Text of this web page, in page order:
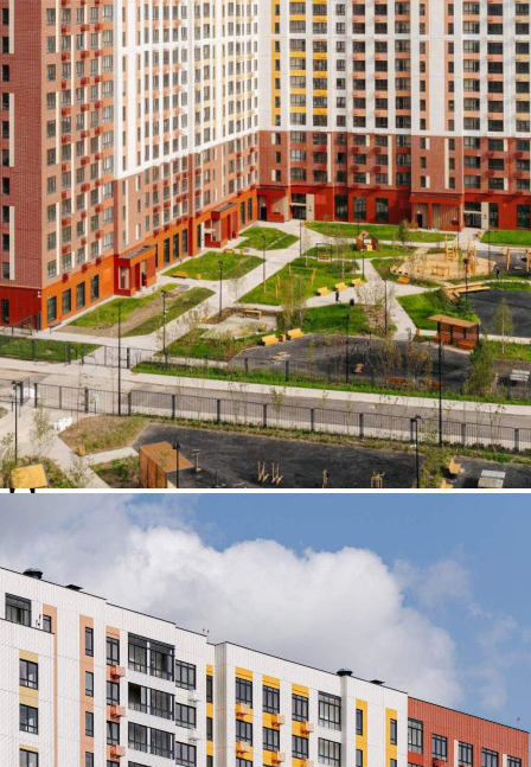
Продажа
119416 - Г. ВИДНОЕ,
ДЕРЕВНЯ САПРОНОВО, ,
Д.1
Москва / Московская обл
Получить контакты
Посмотреть на карте
Прямая продажа от застройщика! Кладовая номер 38 общей
площадью 3.4 кв. м на -1-м этаже в ЖК «1-й
Донской»[#7374571#]
236 (+2)
Навигация
Характеристики
О помещении
Где находится